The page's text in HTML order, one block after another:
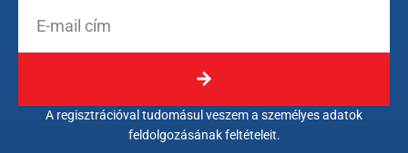
A regisztrációval tudomásul veszem a személyes adatok
feldolgozásának feltételeit.